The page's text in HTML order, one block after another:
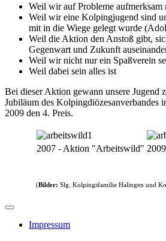
Weil wir auf Probleme aufmerksam
Weil wir eine Kolpingjugend sind
mit in die Wiege gelegt wurde
Weil die Aktion den Anstoß gibt,
Gegenwart und Zukunft
Weil wir nicht nur ein Spaßverein
Weil dabei sein alles ist
Bei dieser Aktion gewann unsere Jugend
Jubiläum des Kolpingdiözesanverbandes
2009 den 4. Preis.
2007 - Aktion "Arbeitswild"
(Bilder: Slg. Kolpingsfamilie Halingen und
Impressum